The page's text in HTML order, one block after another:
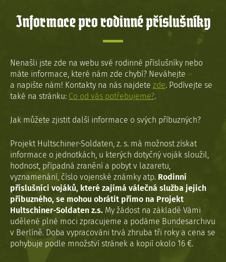
Informace pro rodinné příslušníky
Nenašli jste zde na webu své rodinné příslušníky nebo
máte informace, které nám zde chybí? Neváhejte
a napište nám! Kontakty na nás najdete zde. Podívejte se
také na stránku: Co od vás potřebujeme?.
Jak můžete zjistit další informace o svých příbuzných?
Projekt Hultschiner-Soldaten, z. s. má možnost získat
informace o jednotkách, u kterých dotyčný voják sloužil,
hodnost, případná zranění a pobyt v lazaretu,
vyznamenání, číslo vojenské známky atp. Rodinní
příslušníci vojáků, které zajímá válečná služba jejich
příbuzného, se mohou obrátit přímo na Projekt
Hultschiner-Soldaten z.s. My žádost na základě Vámi
udělené plné moci zpracujeme a podáme Bundesarchivu
v Berlíně. Doba vypracováni trvá zhruba tři roky a cena se
pohybuje podle množství stránek a kopií okolo 16 €.